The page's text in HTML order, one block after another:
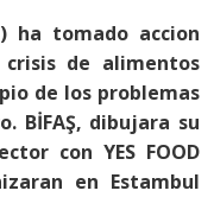
ha tomado accion
de alimentos
de los problemas
BİFAŞ, dibujara su
con YES FOOD
en Estambul